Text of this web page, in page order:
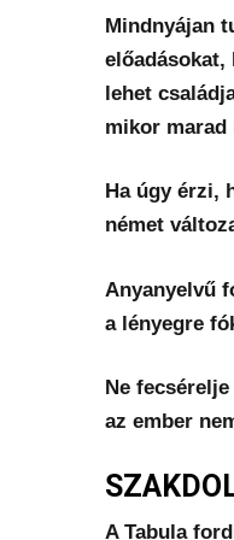
Mindnyájan
előadásokat,
lehet
mikor marad
Ha úgy érzi,
német
Anyanyelvű
a lényegre
Ne
az ember
A Tabula